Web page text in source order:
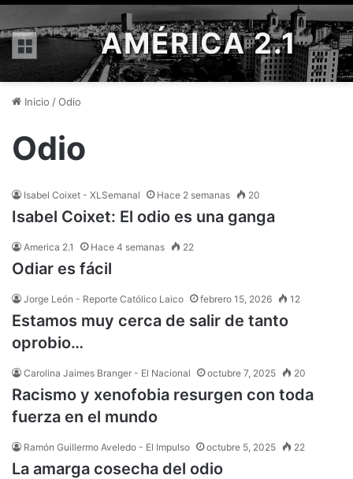
Menú AMÉRICA 2.1
Inicio /Odio
Odio
Isabel Coixet - XLSemanal Hace 2 semanas 20
Isabel Coixet: El odio es una ganga
America 2.1 Hace 4 semanas 22
Odiar es fácil
Jorge León - Reporte Católico Laico febrero 15, 2026 12
Estamos muy cerca de salir de tanto
oprobio…
Carolina Jaimes Branger - El Nacional octubre 7, 2025 20
Racismo y xenofobia resurgen con toda
fuerza en el mundo
Ramón Guillermo Aveledo - El Impulso octubre 5, 2025 22
La amarga cosecha del odio